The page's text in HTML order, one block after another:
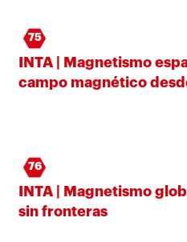
75
INTA | Magnetismo
campo magnético
76
INTA | Magnetismo
sin fronteras